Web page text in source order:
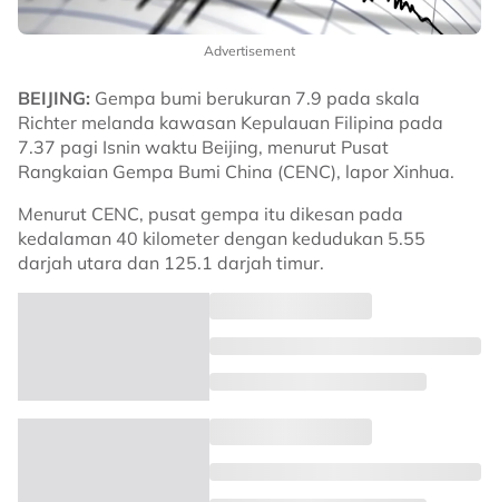
Advertisement
BEIJING: Gempa bumi berukuran 7.9 pada skala
Richter melanda kawasan Kepulauan Filipina pada
7.37 pagi Isnin waktu Beijing, menurut Pusat
Rangkaian Gempa Bumi China (CENC), lapor Xinhua.
Menurut CENC, pusat gempa itu dikesan pada
kedalaman 40 kilometer dengan kedudukan 5.55
darjah utara dan 125.1 darjah timur.